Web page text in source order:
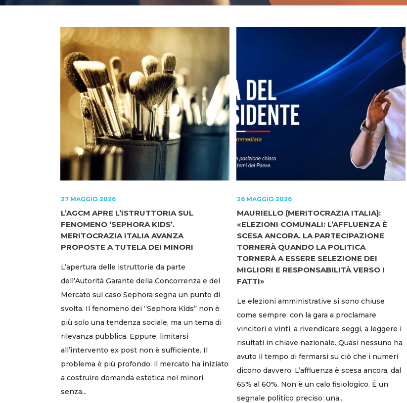
27 MAGGIO 2026
L’AGCM APRE L’ISTRUTTORIA SUL
FENOMENO ‘SEPHORA KIDS’.
MERITOCRAZIA ITALIA AVANZA
PROPOSTE A TUTELA DEI MINORI
L’apertura delle istruttorie da parte
dell’Autorità Garante della Concorrenza e del
Mercato sul caso Sephora segna un punto di
svolta. Il fenomeno dei “Sephora Kids” non è
più solo una tendenza sociale, ma un tema di
rilevanza pubblica. Eppure, limitarsi
all’intervento ex post non è sufficiente. Il
problema è più profondo: il mercato ha iniziato
a costruire domanda estetica nei minori,
senza...
26 MAGGIO 2026
MAURIELLO (MERITOCRAZIA ITALIA):
«ELEZIONI COMUNALI: L’AFFLUENZA È
SCESA ANCORA. LA PARTECIPAZIONE
TORNERÀ QUANDO LA POLITICA
TORNERÀ A ESSERE SELEZIONE DEI
MIGLIORI E RESPONSABILITÀ VERSO I
FATTI»
Le elezioni amministrative si sono chiuse
come sempre: con la gara a proclamare
vincitori e vinti, a rivendicare seggi, a leggere i
risultati in chiave nazionale. Quasi nessuno ha
avuto il tempo di fermarsi su ciò che i numeri
dicono davvero. L’affluenza è scesa ancora, dal
65% al 60%. Non è un calo fisiologico. È un
segnale politico preciso: una...